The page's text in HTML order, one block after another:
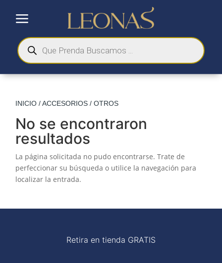
a
Búsqueda
de
productos
INICIO /ACCESORIOS / OTROS
No se encontraron
resultados
La página solicitada no pudo encontrarse. Trate de
perfeccionar su búsqueda o utilice la navegación para
localizar la entrada.
Retira en tienda GRATIS